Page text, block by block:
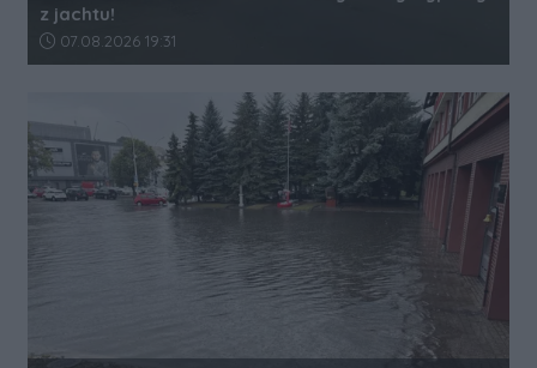
z jachtu!
Data dodania artykułu:
07.08.2026 19:31